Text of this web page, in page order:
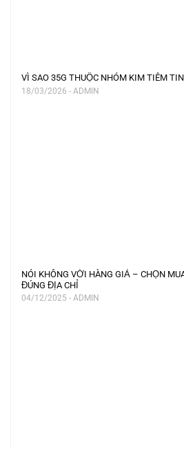
VÌ SAO 35G THUỘC NHÓM KIM TIÊM
18/03/2026 - ADMIN
NÓI KHÔNG VỚI HÀNG GIẢ – CHỌN
ĐÚNG ĐỊA CHỈ
04/12/2025 - ADMIN